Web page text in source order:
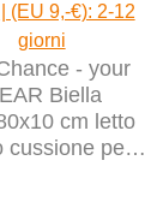
(EU 9,-€): 2-12
giorni
- your
Biella
cm letto
cussione per